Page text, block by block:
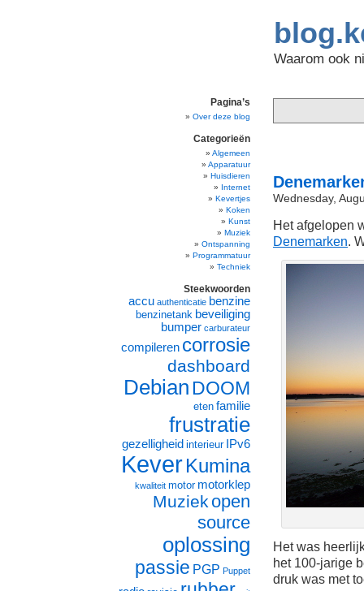
Waarom ook
Wednesday,
Het afgelopen
Denemarken.
Het was
het 100-jarige
druk was met
Pagina’s
Over deze blog
Categorieën
Algemeen
Apparatuur
Huisdieren
Internet
Kevertjes
Koken
Kunst
Muziek
Ontspanning
Programmatuur
Techniek
Steekwoorden
accu authenticatie benzine
benzinetank beveiliging
bumper carburateur
compileren corrosie
dashboard
DebianDOOM
eten familie
frustratie
gezelligheid interieur IPv6
KeverKumina
kwaliteit motor motorklep
Muziek open
source
oplossing
passie PGP Puppet